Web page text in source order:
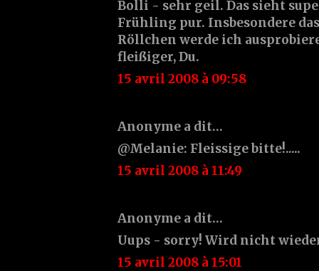
Bolli - sehr geil. Das sieht
Frühling pur. Insbesondere
Röllchen werde ich
fleißiger, Du.
15 avril 2008 à 09:58
Anonyme a dit…
@Melanie: Fleissige bitte!.....
15 avril 2008 à 11:49
Anonyme a dit…
Uups - sorry! Wird nicht
15 avril 2008 à 15:01